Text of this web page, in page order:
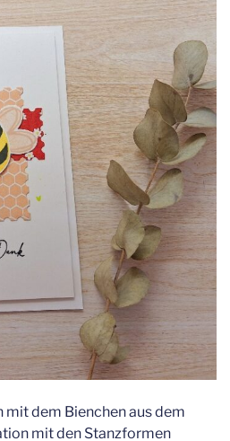
mit dem Bienchen aus dem
mit den Stanzformen